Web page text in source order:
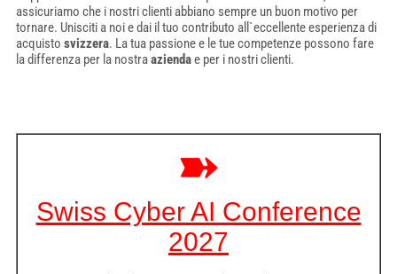
assicuriamo che i nostri clienti abbiano sempre un buon motivo per
tornare. Unisciti a noi e dai il tuo contributo all`eccellente esperienza di
acquisto svizzera. La tua passione e le tue competenze possono fare
la differenza per la nostraaziendae per i nostri clienti.